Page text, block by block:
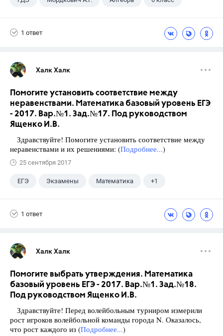
1 ответ
Халк Халк
Помогите установить соответствие между
неравенствами. Математика базовый уровень ЕГЭ
- 2017. Вар.№1. Зад.№17. Под руководством
Ященко И.В.
Здравствуйте! Помогите установить соответствие между
неравенствами и их решениями: (Подробнее...)
25 сентября 2017
ЕГЭ Экзамены Математика +1
1 ответ
Халк Халк
Помогите выбрать утверждения. Математика
базовый уровень ЕГЭ - 2017. Вар.№1. Зад.№18.
Под руководством Ященко И.В.
Здравствуйте! Перед волейбольным турниром измерили
рост игроков волейбольной команды города N. Оказалось,
что рост каждого из (Подробнее...)